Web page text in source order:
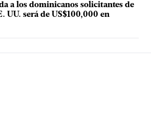
a los dominicanos solicitantes de
UU. será de US$100,000 en